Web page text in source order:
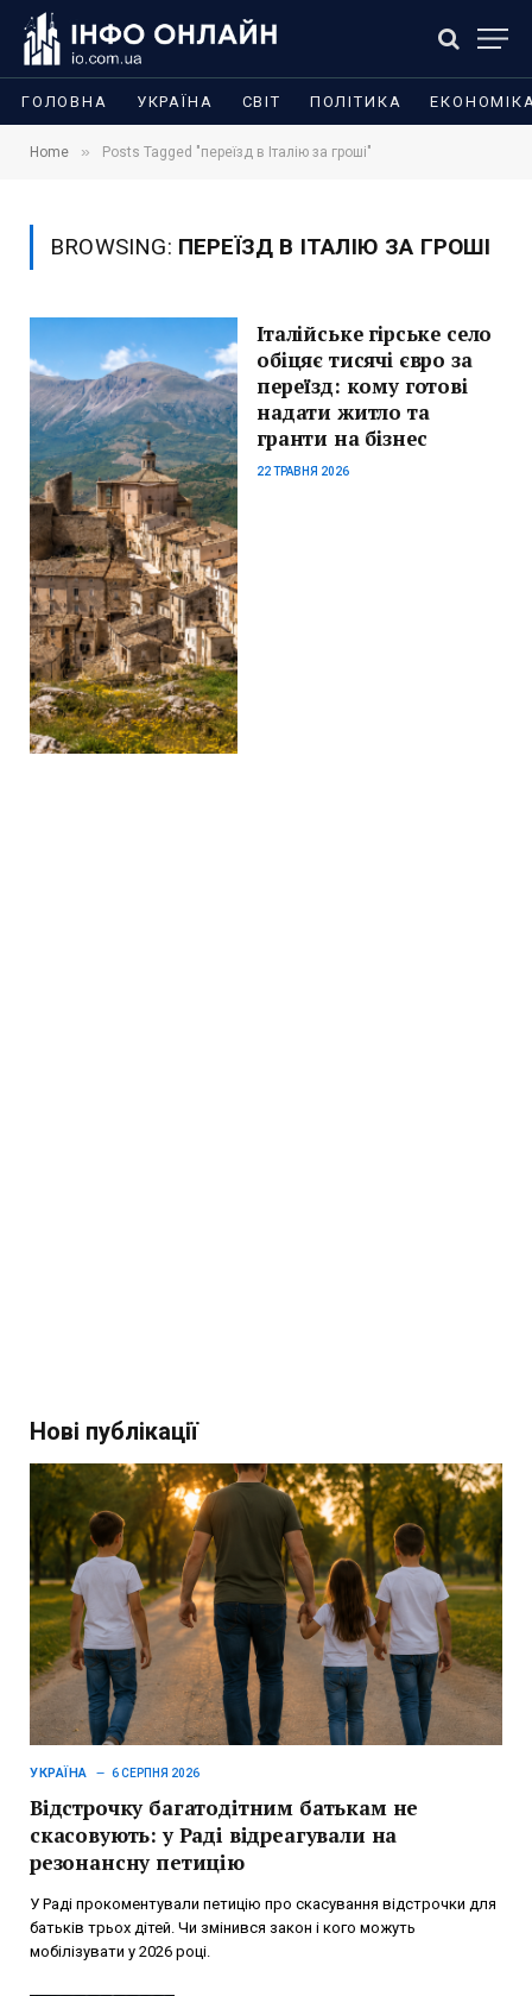
ГОЛОВНА УКРАЇНА СВІТ ПОЛІТИКА
Home » Posts Tagged "переїзд в Італію за гроші"
BROWSING: ПЕРЕЇЗД В ІТАЛІЮ ЗА ГРОШІ
Італійське гірське село
обіцяє тисячі євро за
переїзд: кому готові
надати житло та
гранти на бізнес
22 ТРАВНЯ 2026
Нові публікації
УКРАЇНА 6 СЕРПНЯ 2026
Відстрочку багатодітним батькам не
скасовують: у Раді відреагували на
резонансну петицію
У Раді прокоментували петицію про скасування відстрочки для
батьків трьох дітей. Чи змінився закон і кого можуть
мобілізувати у 2026 році.